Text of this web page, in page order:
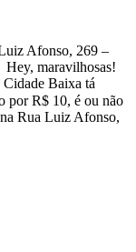
Afonso, 269 –
maravilhosas!
Baixa tá
por R$ 10, é ou não
Rua Luiz Afonso,